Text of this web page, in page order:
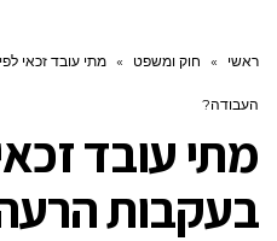
ראשי » חוק ומשפט » מתי עובד זכאי
העבודה?
מתי עובד
בעקבות